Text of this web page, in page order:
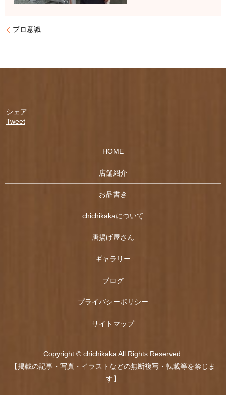
プロ意識
シェア
Tweet
HOME
店舗紹介
お品書き
chichikakaについて
唐揚げ屋さん
ギャラリー
ブログ
プライバシーポリシー
サイトマップ
Copyright © chichikaka All Rights Reserved.
【掲載の記事・写真・イラストなどの無断複写・転載等を禁じま
す】